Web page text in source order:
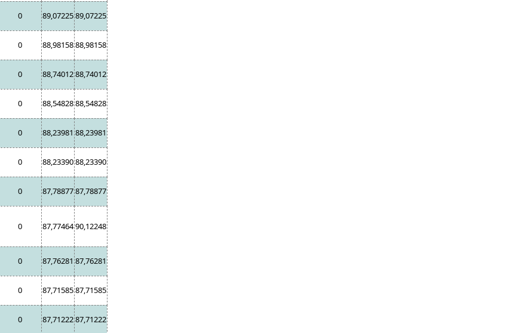
0 89,0722589,07225
0 88,9815888,98158
0 88,7401288,74012
0 88,5482888,54828
0 88,23981 88,23981
0 88,2339088,23390
0 87,7887787,78877
0 87,7746490,12248
0 87,76281 87,76281
0 87,7158587,71585
0 87,7122287,71222